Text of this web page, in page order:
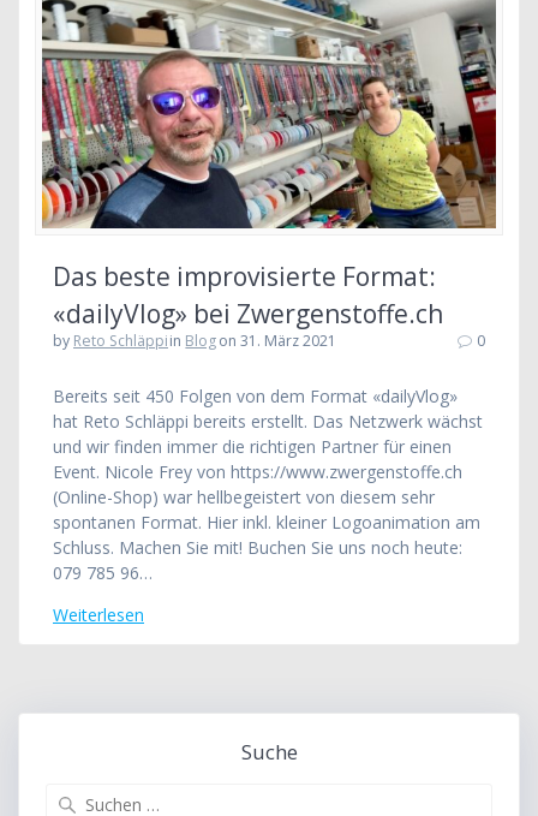
Das beste improvisierte Format:
«dailyVlog» bei Zwergenstoffe.ch
by Reto Schläppiin Blogon 31. März 2021 0
Bereits seit 450 Folgen von dem Format «dailyVlog»
hat Reto Schläppi bereits erstellt. Das Netzwerk wächst
und wir finden immer die richtigen Partner für einen
Event. Nicole Frey von https://www.zwergenstoffe.ch
(Online-Shop) war hellbegeistert von diesem sehr
spontanen Format. Hier inkl. kleiner Logoanimation am
Schluss. Machen Sie mit! Buchen Sie uns noch heute:
079 785 96…
Weiterlesen
Suche